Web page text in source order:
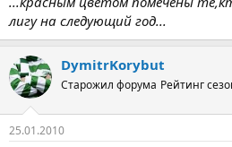
лигу на следующий год...
DymitrKorybut
Старожил форума Рейтинг
25.01.2010